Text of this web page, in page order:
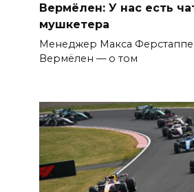
Вермёлен: У нас есть
мушкетера
Менеджер Макса
Вермёлен — о том